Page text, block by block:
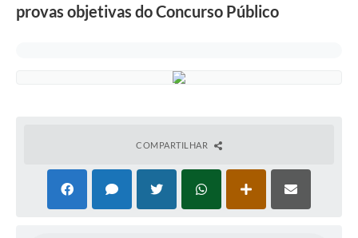
e-SIC
Portal da Privacidade
PNAB (Política Nacional Aldir Blanc)
provas objetivas do Concurso Público
COMPARTILHAR